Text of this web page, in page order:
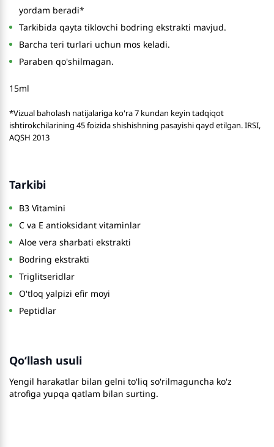
yordam beradi*
Tarkibida qayta tiklovchi bodring ekstrakti mavjud.
Barcha teri turlari uchun mos keladi.
Paraben qo'shilmagan.
15ml
*Vizual baholash natijalariga ko'ra 7 kundan keyin tadqiqot
ishtirokchilarining 45 foizida shishishning pasayishi qayd etilgan. IRSI,
AQSH 2013
Tarkibi
B3 Vitamini
C va E antioksidant vitaminlar
Aloe vera sharbati ekstrakti
Bodring ekstrakti
Triglitseridlar
O'tloq yalpizi efir moyi
Peptidlar
Qo‘llash usuli
Yengil harakatlar bilan gelni to'liq so'rilmaguncha ko'z
atrofiga yupqa qatlam bilan surting.